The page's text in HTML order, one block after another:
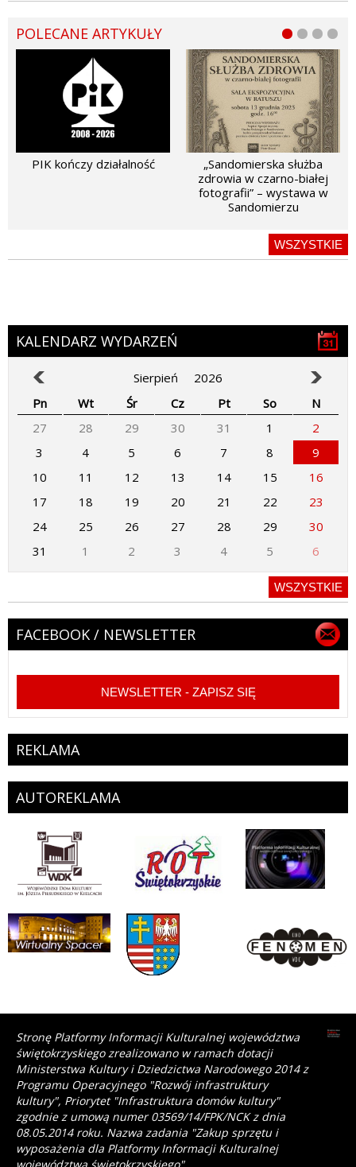
POLECANE ARTYKUŁY
PIK kończy działalność
„Sandomierska służba
zdrowia w czarno-białej
fotografii” – wystawa w
Sandomierzu
WSZYSTKIE
KALENDARZ WYDARZEŃ
Sierpień
2026
Pn
Wt Śr Cz Pt So
N
27
28 29 30 31 1
2
3
4 5 6 7 8
9
10
11 12 13 14 15
16
17
18 19 20 21 22
23
24
25 26 27 28 29
30
31
1 2 3 4 5 6
WSZYSTKIE
FACEBOOK / NEWSLETTER
NEWSLETTER - ZAPISZ SIĘ
REKLAMA
AUTOREKLAMA
Stronę Platformy Informacji Kulturalnej województwa
świętokrzyskiego zrealizowano w ramach dotacji
Ministerstwa Kultury i Dziedzictwa Narodowego 2014 z
Programu Operacyjnego "Rozwój infrastruktury
kultury", Priorytet "Infrastruktura domów kultury"
zgodnie z umową numer 03569/14/FPK/NCK z dnia
08.05.2014 roku. Nazwa zadania "Zakup sprzętu i
wyposażenia dla Platformy Informacji Kulturalnej